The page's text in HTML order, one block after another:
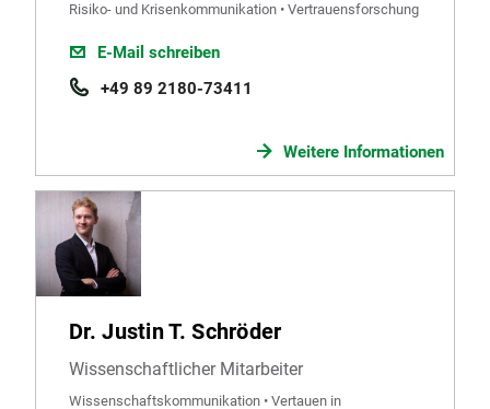
Risiko- und Krisenkommunikation • Vertrauensforschung
E-Mail schreiben
+49 89 2180-73411
Weitere Informationen
Dr. Justin T. Schröder
Wissenschaftlicher Mitarbeiter
Wissenschaftskommunikation • Vertauen in